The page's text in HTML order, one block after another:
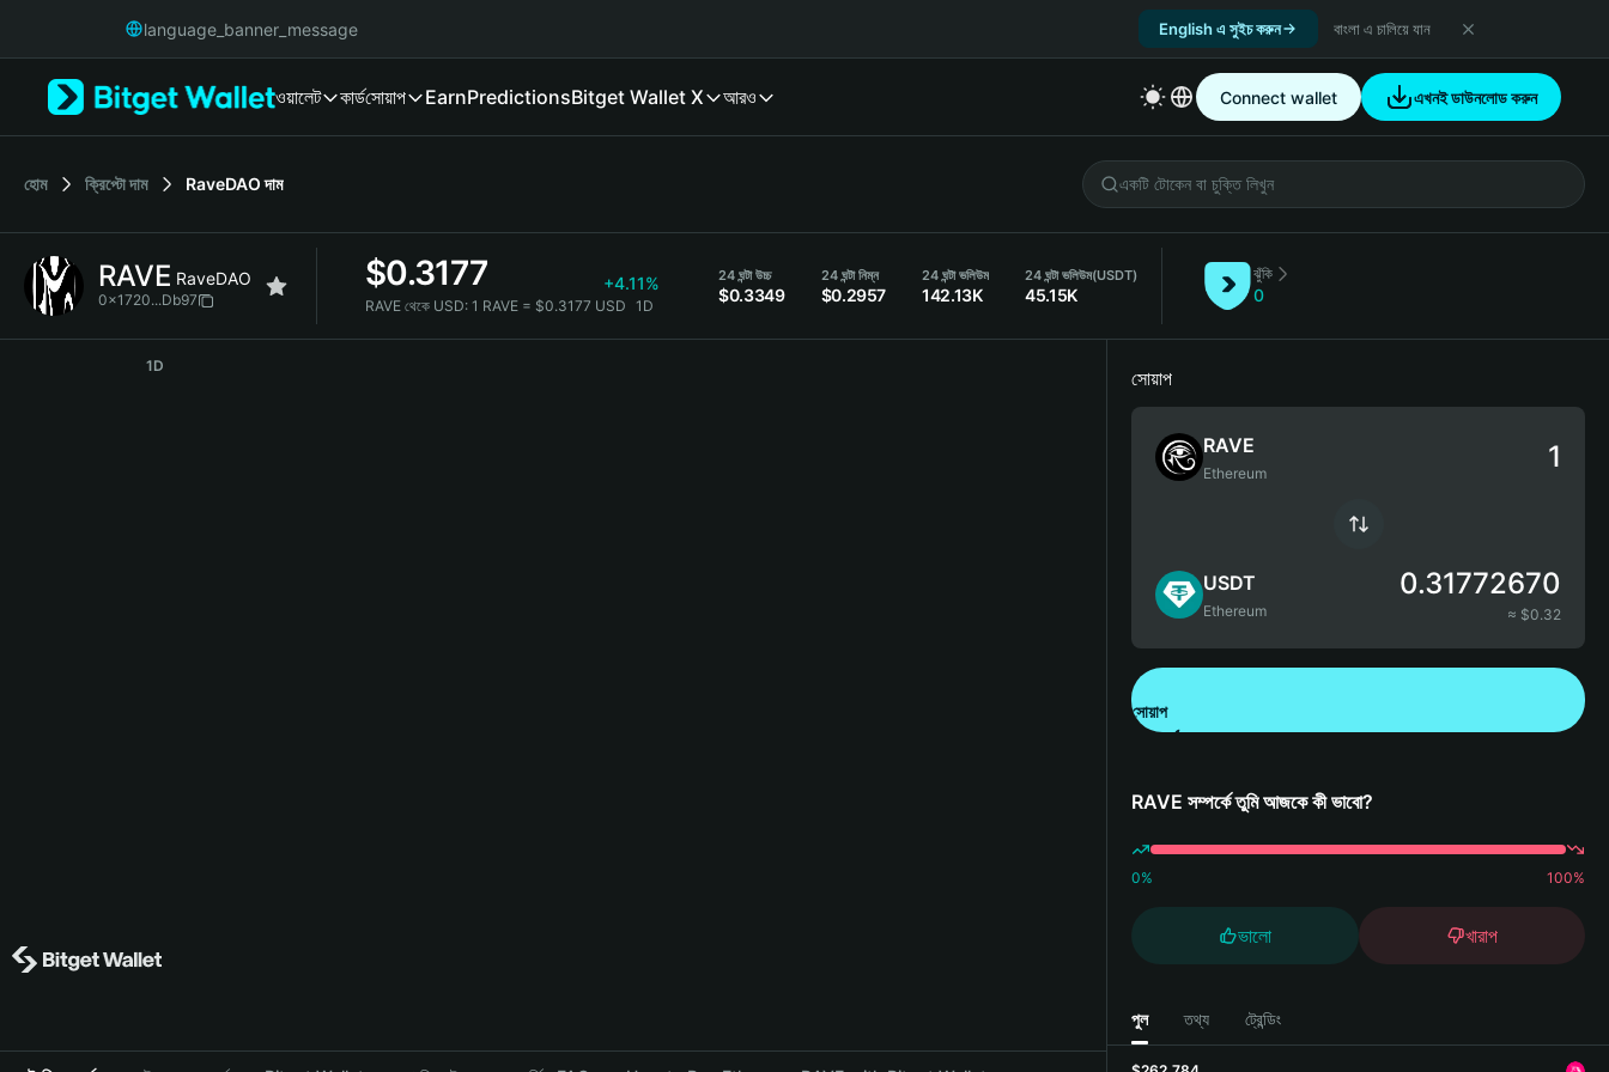
Русский
Italiano
简体中文
繁體中文
Bahasa Indonesia
language_banner_message English এ সুইচ করুন বাংলা এ চালিয়ে যান
ওয়ালেট কার্ডসোয়াপ EarnPredictionsBitget Wallet X আরও Connect wallet এখনই ডাউনলোড করুন
হোম ক্রিপ্টো দাম RaveDAO দাম
RAVE RaveDAO
0x1720...Db97
$0.3177 +4.11%
RAVE থেকে USD: 1 RAVE = $0.3177 USD 1D
24 ঘন্টা উচ্চ
$0.3349
24 ঘন্টা নিম্ন
$0.2957
24 ঘন্টা ভলিউম
142.13K
24 ঘন্টা ভলিউম(USDT)
45.15K
ঝুঁকি
0
1D
সোয়াপ
RAVE
Ethereum
USDT
Ethereum
0.31772670
≈ $0.32
সোয়াপ
RAVE সম্পর্কে তুমি আজকে কী ভাবো?
0% 100%
ভালো খারাপ
পুল তথ্য ট্রেন্ডিং